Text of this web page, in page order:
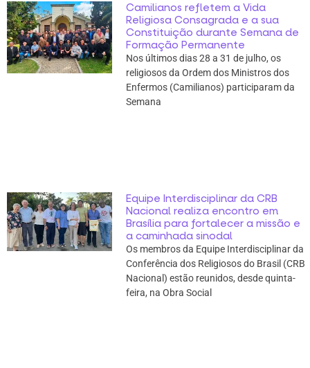
Camilianos refletem a Vida
Religiosa Consagrada e a sua
Constituição durante Semana de
Formação Permanente
Nos últimos dias 28 a 31 de julho, os
religiosos da Ordem dos Ministros dos
Enfermos (Camilianos) participaram da
Semana
Equipe Interdisciplinar da CRB
Nacional realiza encontro em
Brasília para fortalecer a missão e
a caminhada sinodal
Os membros da Equipe Interdisciplinar da
Conferência dos Religiosos do Brasil (CRB
Nacional) estão reunidos, desde quinta-
feira, na Obra Social